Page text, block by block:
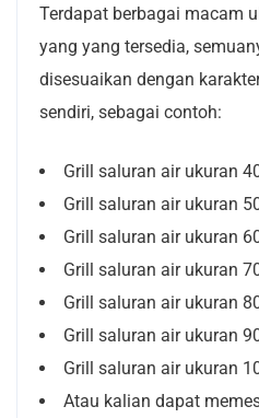
Terdapat berbagai macam
yang yang tersedia,
disesuaikan dengan
sendiri, sebagai contoh:
Grill saluran air ukuran
Grill saluran air ukuran
Grill saluran air ukuran
Grill saluran air ukuran
Grill saluran air ukuran
Grill saluran air ukuran
Grill saluran air ukuran
Atau kalian dapat